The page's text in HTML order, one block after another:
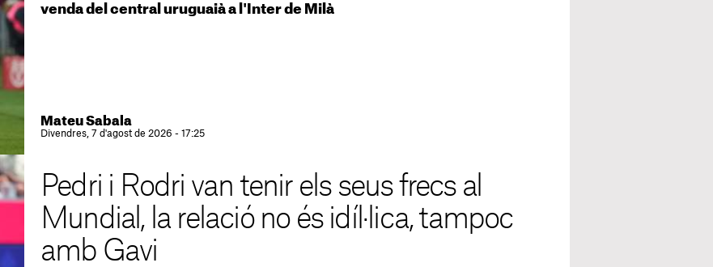
venda del central uruguaià a l'Inter de Milà
Mateu Sabala
Divendres, 7 d'agost de 2026 - 17:25
Pedri i Rodri van tenir els seus frecs al
Mundial, la relació no és idíl·lica, tampoc
amb Gavi